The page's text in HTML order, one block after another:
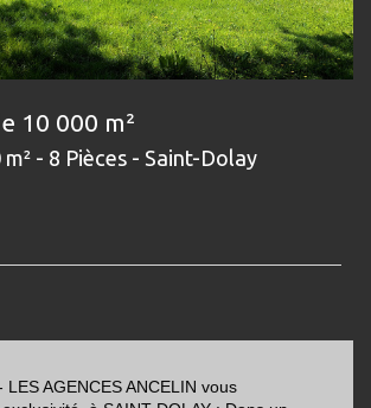
10 000 m²
- 8 Pièces - Saint-Dolay
LES AGENCES ANCELIN vous